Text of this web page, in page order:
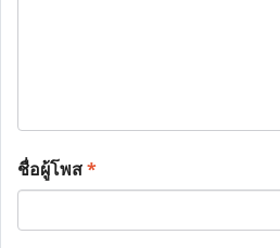
ชื่อผู้โพส*